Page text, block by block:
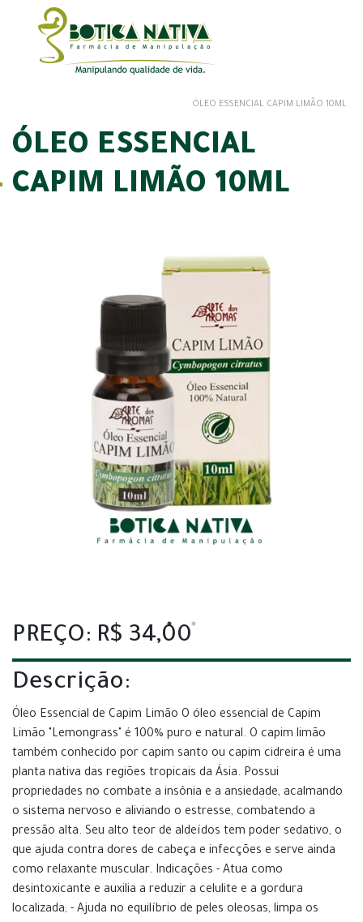
ÓLEO ESSENCIAL CAPIM LIMÃO 10ML
ÓLEO ESSENCIAL
CAPIM LIMÃO 10ML
PREÇO: R$ 34,00
Descrição:
Óleo Essencial de Capim Limão O óleo essencial de Capim
Limão "Lemongrass" é 100% puro e natural. O capim limão
também conhecido por capim santo ou capim cidreira é uma
planta nativa das regiões tropicais da Ásia. Possui
propriedades no combate a insônia e a ansiedade, acalmando
o sistema nervoso e aliviando o estresse, combatendo a
pressão alta. Seu alto teor de aldeídos tem poder sedativo, o
que ajuda contra dores de cabeça e infecções e serve ainda
como relaxante muscular. Indicações - Atua como
desintoxicante e auxilia a reduzir a celulite e a gordura
localizada; - Ajuda no equilíbrio de peles oleosas, limpa os